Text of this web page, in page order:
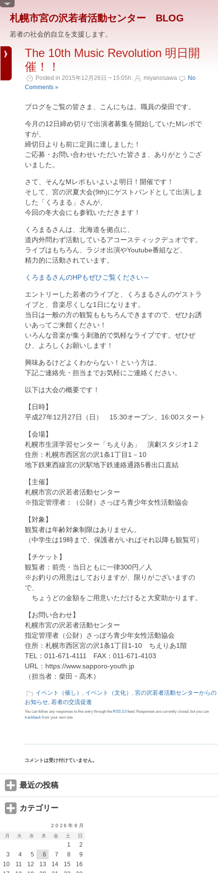
札幌市宮の沢若者活動センター BLOG
若者の社会的自立を支援します。
The 10th Music Revolution 明日開
催！！
Posted in 2015年12月26日 ¬ 15:05h. miyanosawa
No
Comments »
ブログをご覧の皆さま、こんにちは。職員の柴田です。
今月の12日締め切りで出演者募集を開始していたMレボで
すが、
締切日よりも前に定員に達しました！
ご応募・お問い合わせいただいた皆さま、ありがとうござ
いました。
さて、そんなMレボもいよいよ明日！開催です！
そして、宮の沢夏大会(9th)にゲストバンドとして出演しま
した「くろまる」さんが、
今回の冬大会にも参戦いただきます！
くろまるさんは、北海道を拠点に、
道内外問わず活動しているアコースティックデュオです。
ライブはもちろん、ラジオ出演やYoutube番組など、
精力的に活動されています。
くろまるさんのHPもぜひご覧ください～
エントリーした若者のライブと、くろまるさんのゲストラ
イブと、音楽尽くしな1日になります。
当日は一般の方の観覧ももちろんできますので、ぜひお誘
いあってご来館ください！
いろんな音楽が集う刺激的で気軽なライブです。ぜひぜ
ひ、よろしくお願いします！
興味あるけどよくわからない！という方は、
下記ご連絡先・担当までお気軽にご連絡ください。
以下は大会の概要です！
【日時】
平成27年12月27日（日） 15:30オープン、16:00スタート
【会場】
札幌市生涯学習センター「ちえりあ」 演劇スタジオ1.2
住所：札幌市西区宮の沢1条1丁目1－10
地下鉄東西線宮の沢駅地下鉄連絡通路5番出口直結
【主催】
札幌市宮の沢若者活動センター
※指定管理者：（公財）さっぽろ青少年女性活動協会
【対象】
観覧者は年齢対象制限はありません。
（中学生は19時まで、保護者がいればそれ以降も観覧可）
【チケット】
観覧者：前売・当日ともに一律300円／人
※お釣りの用意はしておりますが、限りがございますの
で、
ちょうどの金額をご用意いただけると大変助かります。
【お問い合わせ】
札幌市宮の沢若者活動センター
指定管理者（公財）さっぽろ青少年女性活動協会
住所：札幌市西区宮の沢1条1丁目1-10 ちえりあ1階
TEL：011-671-4111 FAX：011-671-4103
URL：https://www.sapporo-youth.jp
（担当者：柴田・髙木）
イベント（催し） , イベント（文化） , 宮の沢若者活動センターからの
お知らせ, 若者の交流促進
You can follow any responses to this entry through the RSS 2.0 feed. Responses are currently closed, but you can
trackback from your own site.
コメントは受け付けていません。
最近の投稿
カテゴリー
2026年8月
月
火 水 木 金 土 日
1
2
3
4 5 6 7 8
9
10
11 12 13 14 15
16